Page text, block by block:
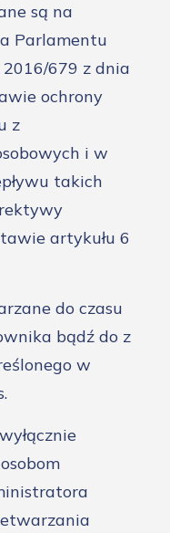
są na
Parlamentu
2016/679 z dnia
ochrony
z
i w
takich
artykułu 6
do czasu
bądź do z
w